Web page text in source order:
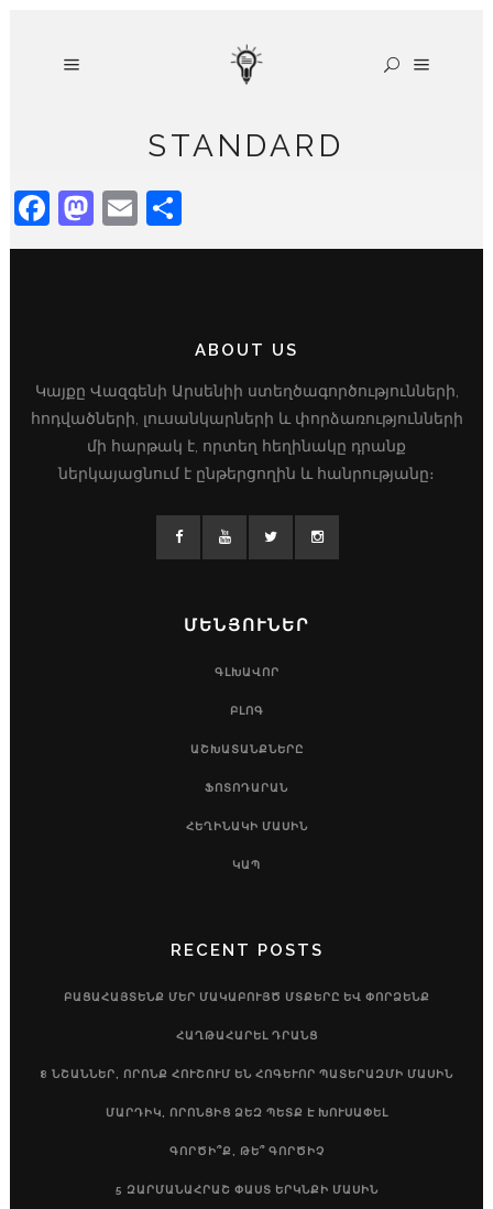
STANDARD
Facebook
Mastodon
EmailShare
ABOUT US
Կայքը Վազգենի Արսենիի ստեղծագործությունների,
հոդվածների, լուսանկարների և փորձառությունների
մի հարթակ է, որտեղ հեղինակը դրանք
ներկայացնում է ընթերցողին և հանրությանը։
ՄԵՆՅՈՒՆԵՐ
ԳԼԽԱՎՈՐ
ԲԼՈԳ
ԱՇԽԱՏԱՆՔՆԵՐԸ
ՖՈՏՈԴԱՐԱՆ
ՀԵՂԻՆԱԿԻ ՄԱՍԻՆ
ԿԱՊ
RECENT POSTS
ԲԱՑԱՀԱՅՏԵՆՔ ՄԵՐ ՄԱԿԱԲՈՒՅԾ ՄՏՔԵՐԸ ԵՎ ՓՈՐՁԵՆՔ
ՀԱՂԹԱՀԱՐԵԼ ԴՐԱՆՑ
8 ՆՇԱՆՆԵՐ, ՈՐՈՆՔ ՀՈՒՇՈՒՄ ԵՆ ՀՈԳԵՒՈՐ ՊԱՏԵՐԱԶՄԻ ՄԱՍԻՆ
ՄԱՐԴԻԿ, ՈՐՈՆՑԻՑ ՁԵԶ ՊԵՏՔ Է ԽՈՒՍԱՓԵԼ
ԳՈՐԾԻ՞Ք, ԹԵ՞ ԳՈՐԾԻՉ
5 ԶԱՐՄԱՆԱՀՐԱՇ ՓԱՍՏ ԵՐԿՆՔԻ ՄԱՍԻՆ